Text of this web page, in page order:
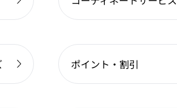
ポイント・割引